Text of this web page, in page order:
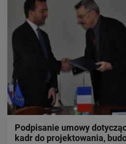
Podpisanie umowy
kadr do projektowania,
Mapy
O PKP Polskich Liniach Kolejowych
Czym się zajmujemy?
Władze Spółki
Struktura Spółki
Spółki zależne
Raport roczny